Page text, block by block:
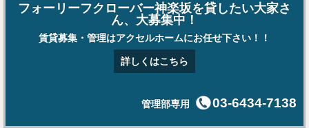
フォーリーフクローバー神楽坂を貸したい大家さ
ん、大募集中！
賃貸募集・管理はアクセルホームにお任せ下さい！！
詳しくはこちら
管理部専用 03-6434-7138